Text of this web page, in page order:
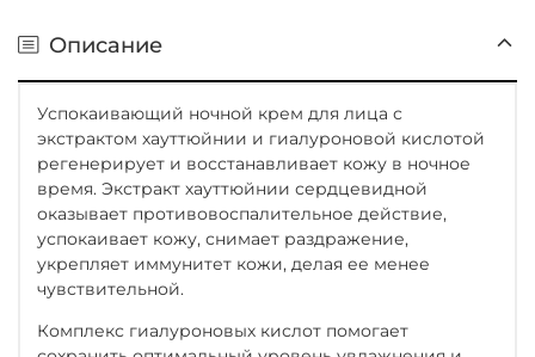
Описание
Успокаивающий ночной крем для лица с
экстрактом хауттюйнии и гиалуроновой кислотой
регенерирует и восстанавливает кожу в ночное
время. Экстракт хауттюйнии сердцевидной
оказывает противовоспалительное действие,
успокаивает кожу, снимает раздражение,
укрепляет иммунитет кожи, делая ее менее
чувствительной.
Комплекс гиалуроновых кислот помогает